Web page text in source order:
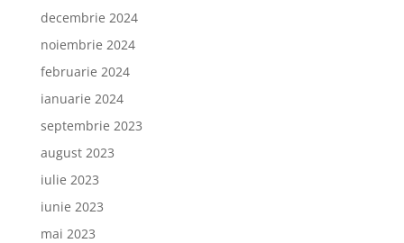
decembrie 2024
noiembrie 2024
februarie 2024
ianuarie 2024
septembrie 2023
august 2023
iulie 2023
iunie 2023
mai 2023